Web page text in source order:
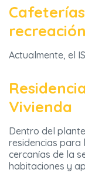
recreación
Actualmente, el
Vivienda
Dentro del
residencias para
cercanías de la
habitaciones y